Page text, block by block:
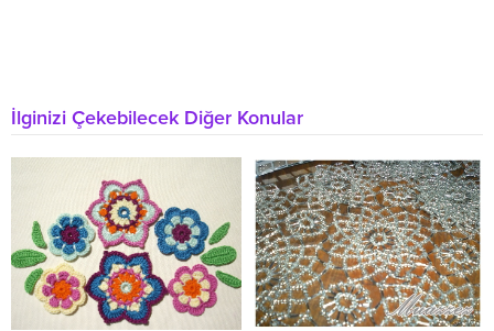
İlginizi Çekebilecek Diğer Konular